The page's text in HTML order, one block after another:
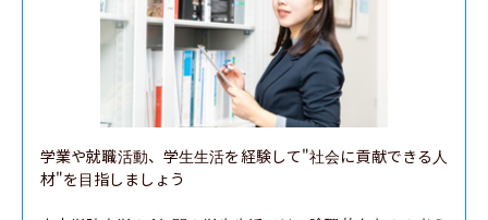
学業や就職活動、学生生活を経験して"社会に貢献できる人
材"を目指しましょう